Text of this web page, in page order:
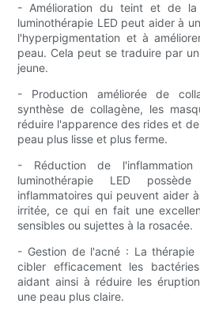
- Amélioration du teint et de
luminothérapie LED peut aider à
l'hyperpigmentation et à
peau. Cela peut se traduire par
jeune.
- Production améliorée de
synthèse de collagène, les
réduire l'apparence des rides et
peau plus lisse et plus ferme.
- Réduction de
luminothérapie LED
inflammatoires qui peuvent aider
irritée, ce qui en fait une
sensibles ou sujettes à la rosacée.
- Gestion de l'acné : La
cibler efficacement les
aidant ainsi à réduire les
une peau plus claire.